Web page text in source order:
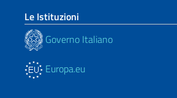
Le Istituzioni
Governo Italiano
Europa.eu